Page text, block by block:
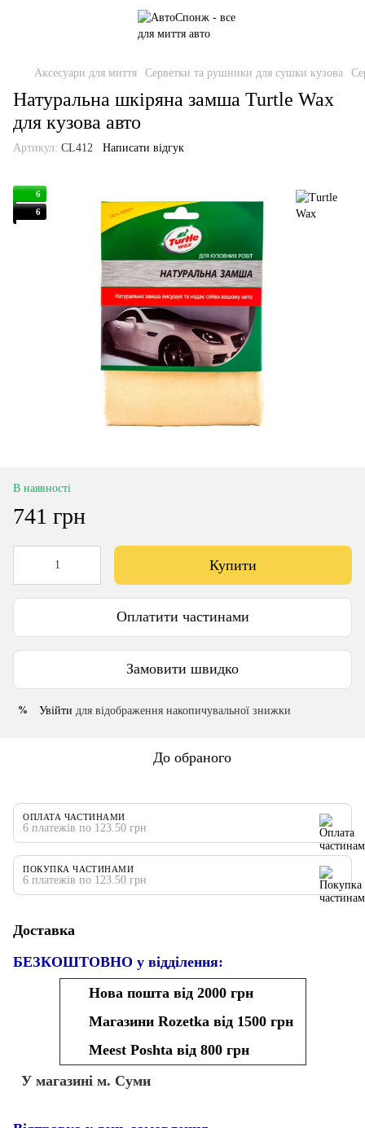
Аксесуари для миття Серветки та рушники для сушки кузова
Натуральна шкіряна замша Turtle Wax
для кузова авто
Артикул: CL412 Написати відгук
6
6
В наявності
741 грн
Купити
Оплатити частинами
Замовити швидко
% Увійти для відображення накопичувальної знижки
До обраного
ОПЛАТА ЧАСТИНАМИ
6 платежів по 123.50 грн
ПОКУПКА ЧАСТИНАМИ
6 платежів по 123.50 грн
Доставка
БЕЗКОШТОВНО у відділення:
Нова пошта від 2000 грн
Магазини Rozetka від 1500 грн
Meest Poshta від 800 грн
У магазині м. Суми